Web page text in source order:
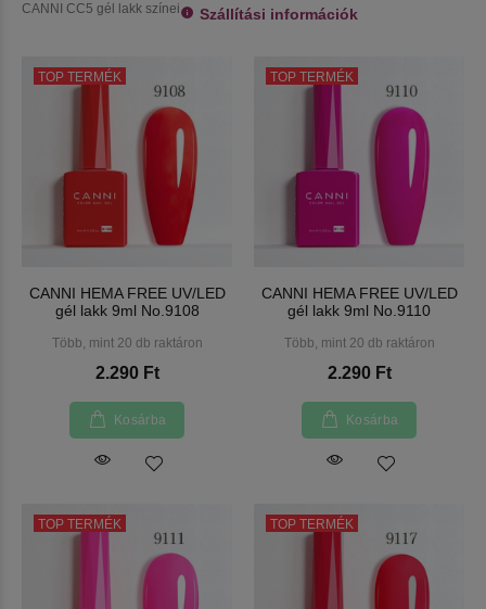
CANNI CC5 gél lakk színei Szállítási információk
TOP TERMÉK
CANNI HEMA FREE UV/LED
gél lakk 9ml No.9108
Több, mint 20 db raktáron
2.290 Ft
Kosárba
TOP TERMÉK
CANNI HEMA FREE UV/LED
gél lakk 9ml No.9110
Több, mint 20 db raktáron
2.290 Ft
Kosárba
TOP TERMÉK TOP TERMÉK